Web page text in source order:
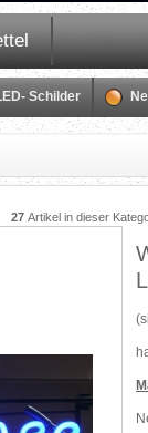
Schilder
27Artikel in dieser